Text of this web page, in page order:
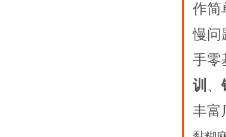
作简
慢问
手零
训 、
丰富